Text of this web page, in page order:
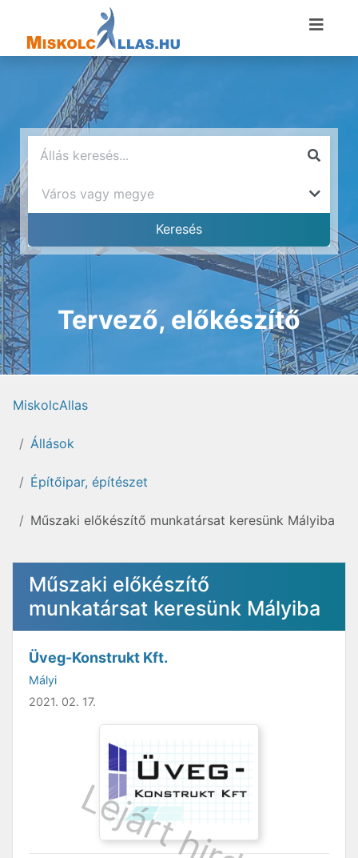
Tervező, előkészítő
MiskolcAllas
Állások
Építőipar, építészet
Műszaki előkészítő munkatársat keresünk Mályiba
Műszaki előkészítő
munkatársat keresünk Mályiba
Üveg-Konstrukt Kft.
Mályi
2021. 02. 17.